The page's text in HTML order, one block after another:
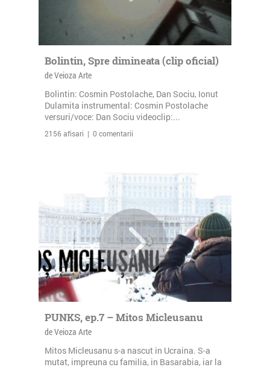
Bolintin, Spre dimineata (clip oficial)
de Veioza Arte
Bolintin: Cosmin Postolache, Dan Sociu, Ionut
Dulamita instrumental: Cosmin Postolache
versuri/voce: Dan Sociu videoclip:...
2156 afisari | 0 comentarii
PUNKS, ep.7 – Mitos Micleusanu
de Veioza Arte
Mitos Micleusanu s-a nascut in Ucraina. S-a
mutat, impreuna cu familia, in Basarabia, iar la